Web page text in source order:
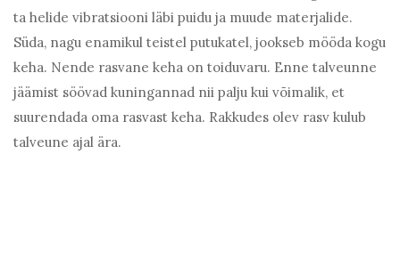
ta helide vibratsiooni läbi puidu ja muude materjalide.
Süda, nagu enamikul teistel putukatel, jookseb mööda kogu
keha. Nende rasvane keha on toiduvaru. Enne talveunne
jäämist söövad kuningannad nii palju kui võimalik, et
suurendada oma rasvast keha. Rakkudes olev rasv kulub
talveune ajal ära.